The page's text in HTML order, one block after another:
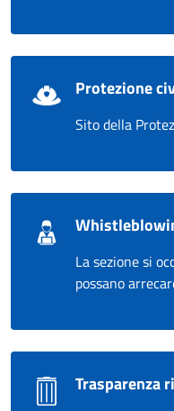
Protezione
Sito della
La sezione si
possano
Trasparenza